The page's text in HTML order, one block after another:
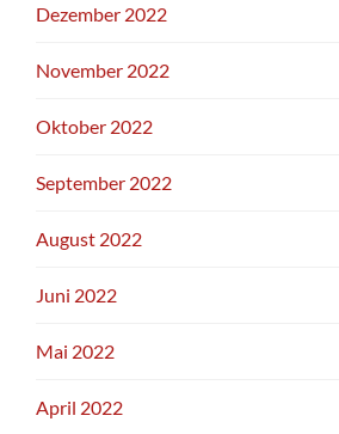
Dezember 2022
November 2022
Oktober 2022
September 2022
August 2022
Juni 2022
Mai 2022
April 2022